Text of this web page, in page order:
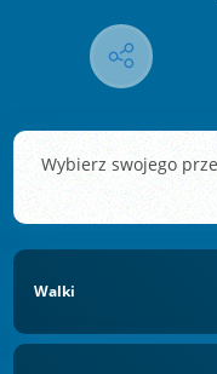
Wybierz swojego
Walki